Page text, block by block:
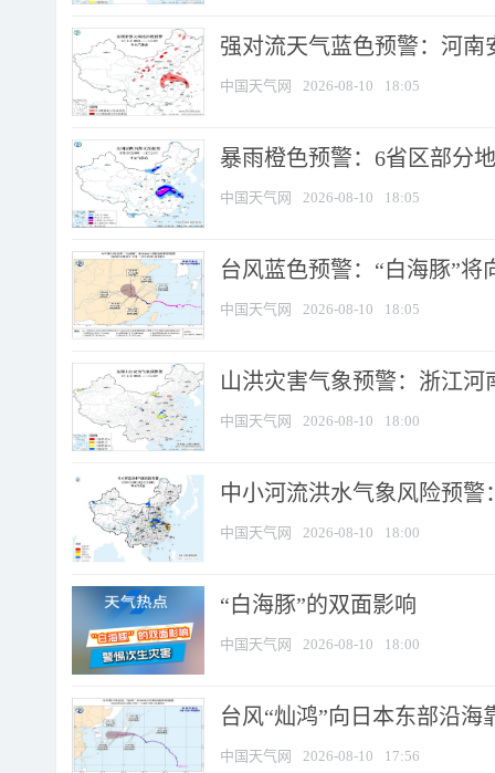
强对流天气蓝色预警：河南
中国天气网 2026-08-10 18:05
暴雨橙色预警：6省区部分
中国天气网 2026-08-10 18:05
台风蓝色预警：“白海豚”
中国天气网 2026-08-10 18:05
山洪灾害气象预警：浙江
中国天气网 2026-08-10 18:00
中小河流洪水气象风险预
中国天气网 2026-08-10 18:00
​“白海豚”的双面影响
中国天气网 2026-08-10 18:00
台风“灿鸿”向日本东部沿海
中国天气网 2026-08-10 17:56